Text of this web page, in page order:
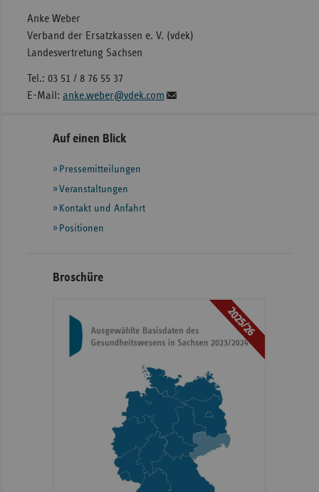
Anke Weber
Verband der Ersatzkassen e. V. (vdek)
Landesvertretung Sachsen
Tel.: 03 51 / 8 76 55 37
E-Mail: anke.weber@vdek.com
Seitennavigation
Seitenleiste
weiteren
Informationen
Auf einen Blick
Pressemitteilungen
Veranstaltungen
Kontakt und Anfahrt
Positionen
Broschüre
2025/26